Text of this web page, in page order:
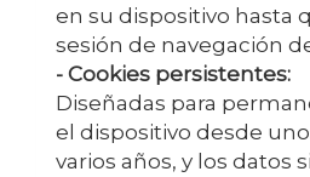
en su dispositivo hasta
sesión de navegación
- Cookies persistentes:
Diseñadas para
el dispositivo desde
varios años, y los datos